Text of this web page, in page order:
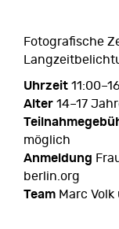
Fotografische
Uhrzeit
Alter 14–17
möglich
Anmeldung
berlin.org
Team Marc